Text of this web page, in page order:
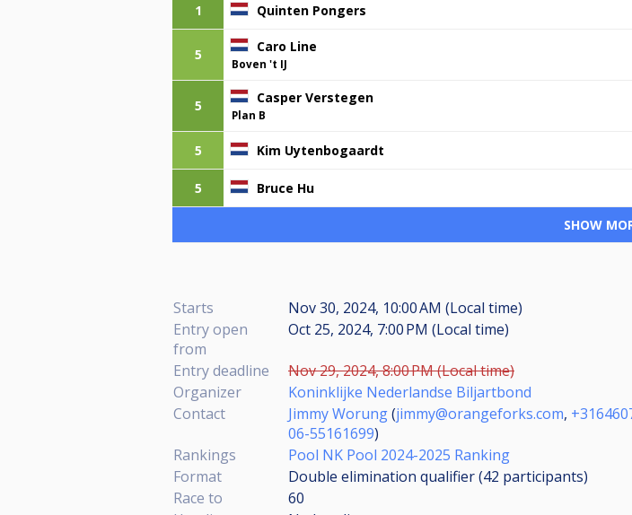
1 Quinten Pongers
5 Caro Line
Boven 't IJ
5 Casper Verstegen
Plan B
5 Kim Uytenbogaardt
5 Bruce Hu
SHOW
Starts
Nov 30, 2024, 10:00 AM (Local time)
Entry open
from
Oct 25, 2024, 7:00 PM (Local time)
Entry deadline
Nov 29, 2024, 8:00 PM (Local time)
Organizer
Koninklijke Nederlandse Biljartbond
Contact
Jimmy Worung(jimmy@orangeforks.com,
06-55161699)
Rankings
Pool NK Pool 2024-2025 Ranking
Format
Double elimination qualifier (42 participants)
Race to
60